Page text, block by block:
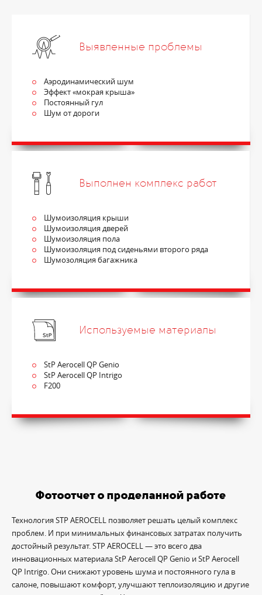
Выявленные проблемы
Аэродинамический шум
Эффект «мокрая крыша»
Постоянный гул
Шум от дороги
Выполнен комплекс работ
Шумоизоляция крыши
Шумоизоляция дверей
Шумоизоляция пола
Шумоизоляция под сиденьями второго ряда
Шумозоляция багажника
Используемые материалы
StP Aerocell QP Genio
StP Aerocell QP Intrigo
F200
Фотоотчет о проделанной работе
Технология STP AEROCELL позволяет решать целый комплекс
проблем. И при минимальных финансовых затратах получить
достойный результат. STP AEROCELL — это всего два
инновационных материала StP Aerocell QP Genio и StP Aerocell
QP Intrigo. Они снижают уровень шума и постоянного гула в
салоне, повышают комфорт, улучшают теплоизоляцию и другие